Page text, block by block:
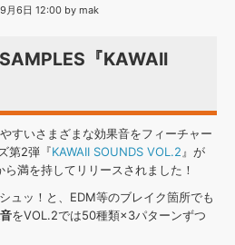
無償のサウンド
次世代型 ボーカル・エディタ
DAW 効果音
月6日 12:00 by mak
『KAWAII
すいさまざまな効果音をフィーチャー
第2弾『KAWAII SOUNDS VOL.2 』が
ら満を持してリリースされました！
ュッ！と、EDM等のブレイク箇所でも
をVOL.2では50種類×3パターンずつ